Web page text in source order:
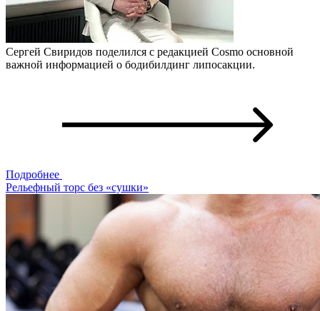
Сергей Свиридов поделился с редакцией Cosmo основной
важной информацией о бодибилдинг липосакции.
Подробнее
Рельефный торс без «сушки»